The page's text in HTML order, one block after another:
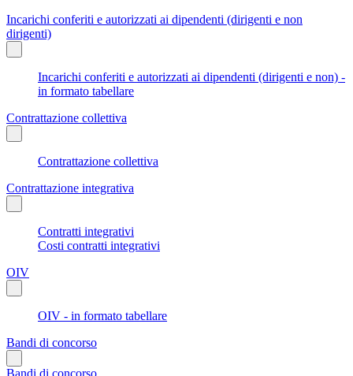
Incarichi conferiti e autorizzati ai dipendenti (dirigenti e non
dirigenti)
Incarichi conferiti e autorizzati ai dipendenti (dirigenti e non) -
in formato tabellare
Contrattazione collettiva
Contrattazione collettiva
Contrattazione integrativa
Contratti integrativi
Costi contratti integrativi
OIV
OIV - in formato tabellare
Bandi di concorso
Bandi di concorso